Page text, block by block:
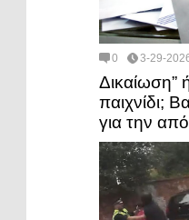
0 3-29-
Δικαίωση”
παιχνίδι;
για την